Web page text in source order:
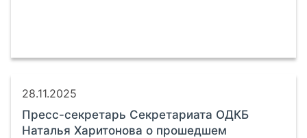
28.11.2025
Пресс-секретарь Секретариата ОДКБ
Наталья Харитонова о прошедшем